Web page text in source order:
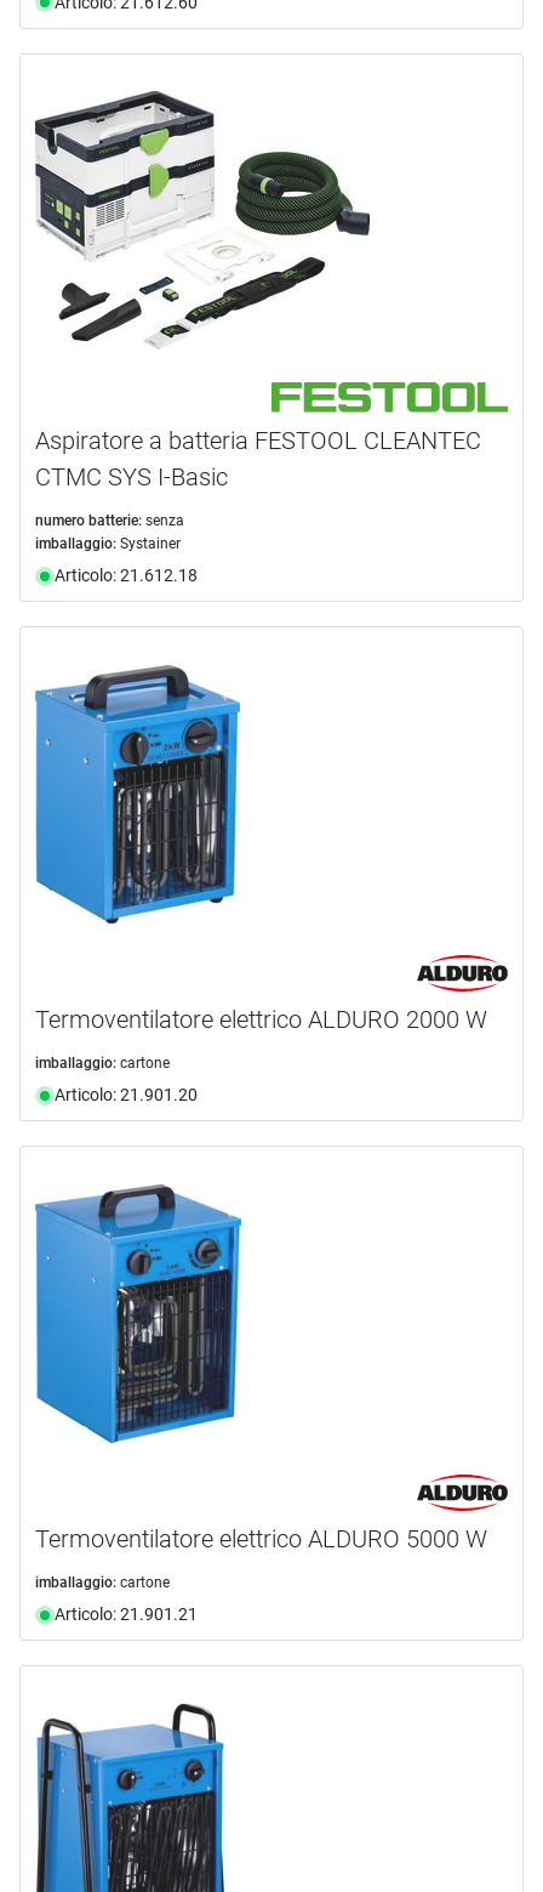
Aspiratore a batteria FESTOOL CLEANTEC
CTMC SYS I-Basic
numero batterie: senza
imballaggio: Systainer
Articolo: 21.612.18
Termoventilatore elettrico ALDURO 2000 W
imballaggio: cartone
Articolo: 21.901.20
Termoventilatore elettrico ALDURO 5000 W
imballaggio: cartone
Articolo: 21.901.21